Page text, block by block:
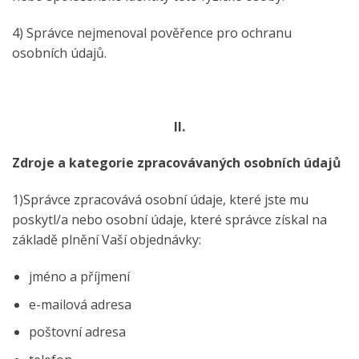
4) Správce nejmenoval pověřence pro ochranu
osobních údajů.
II.
Zdroje a kategorie zpracovávaných osobních údajů
1)Správce zpracovává osobní údaje, které jste mu
poskytl/a nebo osobní údaje, které správce získal na
základě plnění Vaší objednávky:
jméno a příjmení
e-mailová adresa
poštovní adresa